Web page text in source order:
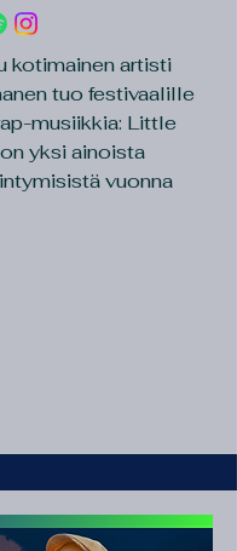
kotimainen artisti
tuo festivaalille
musiikkia: Little
yksi ainoista
vuonna